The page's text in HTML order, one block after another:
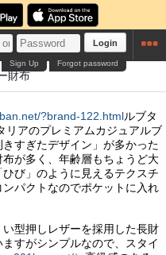
Login
Forgot password
Sign Up
財布
さいふ
?brand-122.htmlルブタ
リアのプレミアムカジュアルブ
すぎたデザイン」が多かった
が多く、年齢層もちょうど大
び」のように見えるテクスチ
パクトなのでポケットに入れ
い型押しレザーを採用した長財
すがシンプルなので、スタイ